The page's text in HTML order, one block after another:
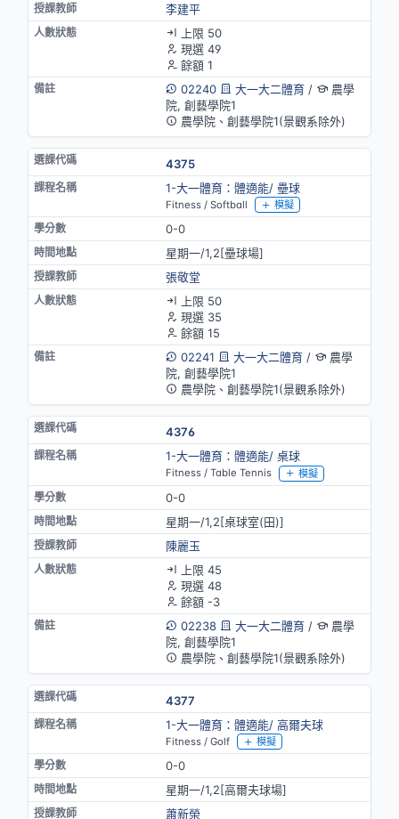
李建平
上限 50
現選 49
餘額 1
02240
大一大二體育/
農學
院, 創藝學院1
農學院、創藝學院1(景觀系除外)
4375
1-大一體育：體適能/ 壘球
Fitness / Softball 模擬
0-0
星期一/1,2[壘球場]
張敬堂
上限 50
現選 35
餘額 15
02241
大一大二體育/
農學
院, 創藝學院1
農學院、創藝學院1(景觀系除外)
4376
1-大一體育：體適能/ 桌球
Fitness / Table Tennis 模擬
0-0
星期一/1,2[桌球室(田)]
陳麗玉
上限 45
現選 48
餘額 -3
02238
大一大二體育/
農學
院, 創藝學院1
農學院、創藝學院1(景觀系除外)
4377
1-大一體育：體適能/ 高爾夫球
Fitness / Golf 模擬
0-0
星期一/1,2[高爾夫球場]
蕭新榮